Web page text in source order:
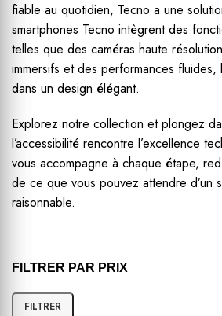
FILTRER PAR PRIX
FILTRER
fiable au quotidien, Tecno a une
smartphones Tecno intègrent des
telles que des caméras haute
immersifs et des performances
dans un design élégant.
Explorez notre collection et plongez
l’accessibilité rencontre l’excellence
vous accompagne à chaque étape,
de ce que vous pouvez attendre d’un
raisonnable.